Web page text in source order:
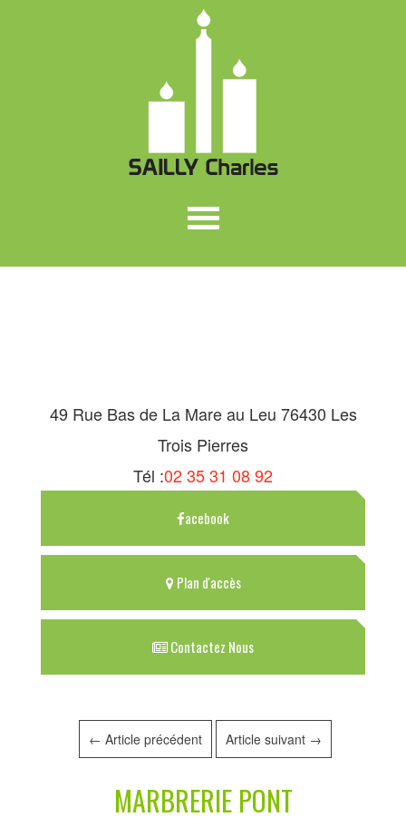
49 Rue Bas de La Mare au Leu 76430 Les
Trois Pierres
Tél :02 35 31 08 92
acebook
Plan d'accès
Contactez Nous
← Article précédent Article suivant →
MARBRERIE PONT